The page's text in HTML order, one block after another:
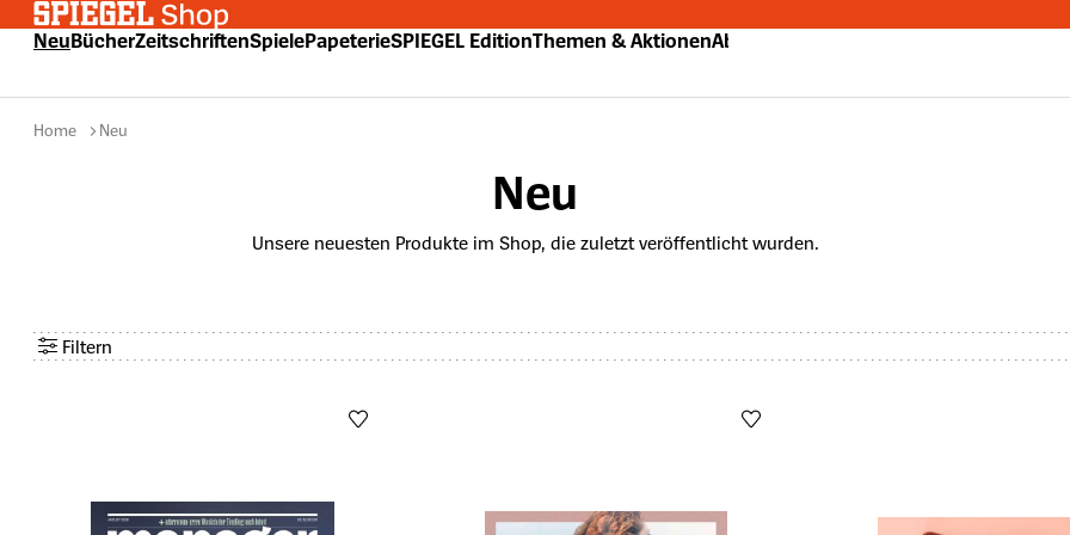
Hauptinhalt springen
Zur Suche springen
Zur Hauptnavigation springen
NeuBücherZeitschriftenSpielePapeterieSPIEGEL EditionThemen & AktionenAbo
Home Neu
Neu
Unsere neuesten Produkte im Shop, die zuletzt veröffentlicht wurden.
Filtern
Anzahl aktiver Filter: 0